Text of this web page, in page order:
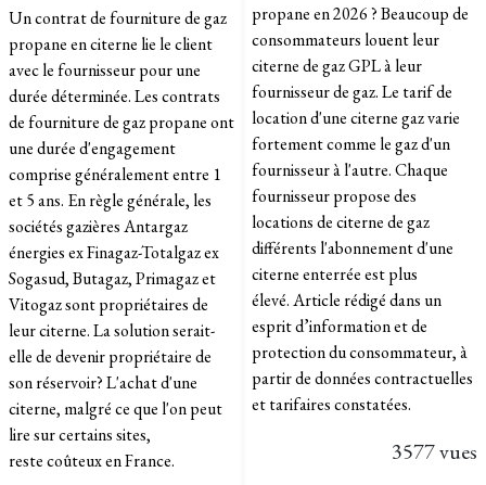
Un contrat de fourniture de gaz
propane en citerne lie le client
avec le fournisseur pour une
durée déterminée. Les contrats
de fourniture de gaz propane ont
une durée d'engagement
comprise généralement entre 1
et 5 ans. En règle générale, les
sociétés gazières Antargaz
énergies ex Finagaz-Totalgaz ex
Sogasud, Butagaz, Primagaz et
Vitogaz sont propriétaires de
leur citerne. La solution serait-
elle de devenir propriétaire de
son réservoir? L'achat d'une
citerne, malgré ce que l'on peut
lire sur certains sites,
reste coûteux en France.
propane en 2026 ? Beaucoup de
consommateurs louent leur
citerne de gaz GPL à leur
fournisseur de gaz. Le tarif de
location d'une citerne gaz varie
fortement comme le gaz d'un
fournisseur à l'autre. Chaque
fournisseur propose des
locations de citerne de gaz
différents l'abonnement d'une
citerne enterrée est plus
élevé. Article rédigé dans un
esprit d’information et de
protection du consommateur, à
partir de données contractuelles
et tarifaires constatées.
3577 vues